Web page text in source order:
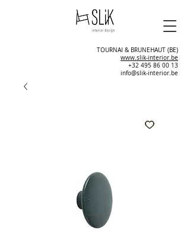
TOURNAI & BRUNEHAUT (BE)
www.slik-interior.be
+32 495 86 00 13
info@slik-interior.be